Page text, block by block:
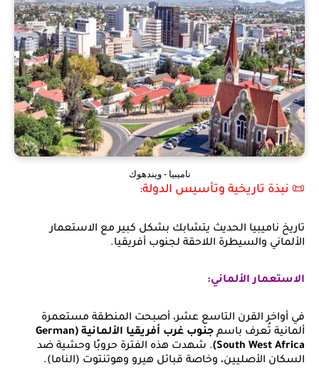
ناميبيا - ويندهوك
📜 نبذة تاريخية وتأسيس الدولة:
تاريخ ناميبيا الحديث يتشابك بشكل كبير مع الاستعمار
الألماني والسيطرة اللاحقة لجنوب أفريقيا.
الاستعمار الألماني:
في أواخر القرن التاسع عشر، أصبحت المنطقة مستعمرة
ألمانية تُعرف باسم
جنوب غرب أفريقيا الألمانية (German
South West Africa) . شهدت هذه الفترة حروبًا وحشية ضد
السكان الأصليين، وخاصة قبائل هيرو وهوتنتوت (الناما).